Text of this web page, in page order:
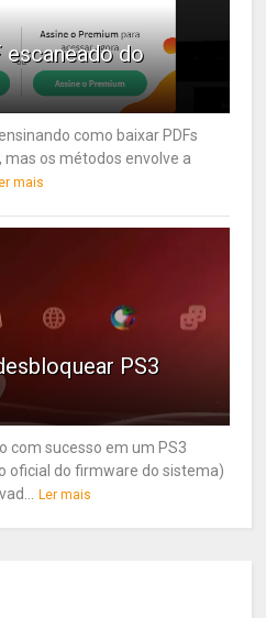
escaneado do
como baixar PDFs
mas os métodos envolve a
mais
PS3
com sucesso em um PS3
oficial do firmware do sistema)
Ler mais